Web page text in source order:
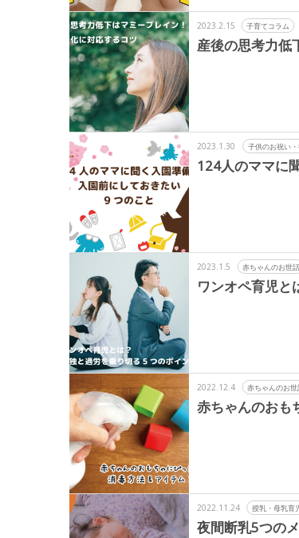
2023.2.15 子育てコラム
産後の思考力低
2023.1.30 子供のお祝い
124人のママに
2023.1.5 赤ちゃんのお世話
ワンオペ育児と
2022.12.4 赤ちゃんのお世
赤ちゃんのおも
2022.11.24 授乳・母乳育
夜間断乳5つの